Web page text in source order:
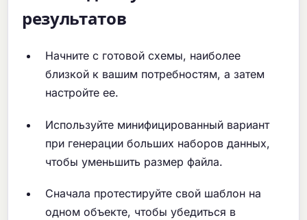
результатов
Начните с готовой схемы, наиболее
близкой к вашим потребностям, а затем
настройте ее.
Используйте минифицированный вариант
при генерации больших наборов данных,
чтобы уменьшить размер файла.
Сначала протестируйте свой шаблон на
одном объекте, чтобы убедиться в